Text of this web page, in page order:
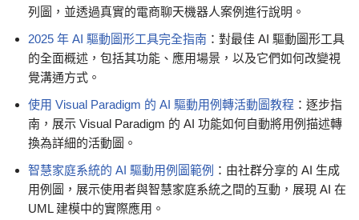
列圖，並透過真實的電商聊天機器人案例進行說明。
2025 年 AI 驅動圖形工具完全指南 ：對最佳 AI 驅動圖形工具
的全面概述，包括其功能、應用場景，以及它們如何改變視
覺溝通方式。
使用 Visual Paradigm 的 AI 驅動用例轉活動圖教程 ：逐步指
南，展示 Visual Paradigm 的 AI 功能如何自動將用例描述轉
換為詳細的活動圖。
智慧家庭系統的 AI 驅動用例圖範例 ：由社群分享的 AI 生成
用例圖，展示使用者與智慧家庭系統之間的互動，展現 AI 在
UML 建模中的實際應用。